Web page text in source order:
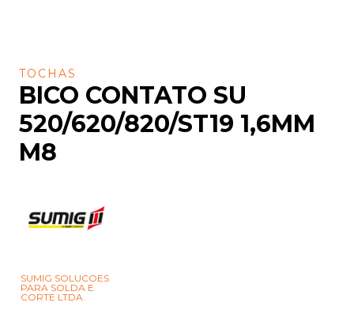
TOCHAS
BICO CONTATO SU
520/620/820/ST19 1,6MM
M8
SUMIG SOLUCOES
PARA SOLDA E
CORTE LTDA.